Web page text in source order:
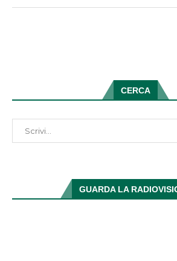
CERCA
GUARDA LA